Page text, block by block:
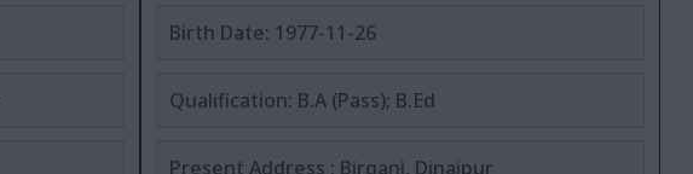
Birth Date: 1977-11-26
Qualification: B.A (Pass); B.Ed
Present Address : Birganj. Dinajpur